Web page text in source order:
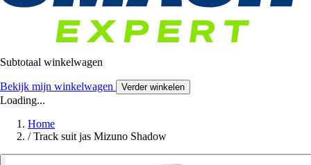
Subtotaal winkelwagen
Bekijk mijn winkelwagen Verder winkelen
Loading...
Home
/ Track suit jas Mizuno Shadow